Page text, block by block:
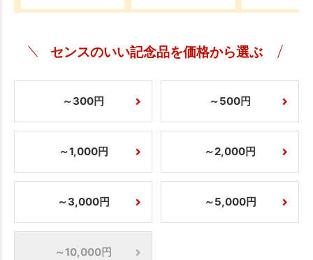
センスのいい記念品を価格から選ぶ
～300円 ～500円
～1,000円 ～2,000円
～3,000円 ～5,000円
～10,000円